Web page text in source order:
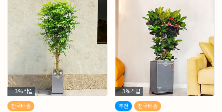
3%적립
전국배송
3%적립
추천 전국배송